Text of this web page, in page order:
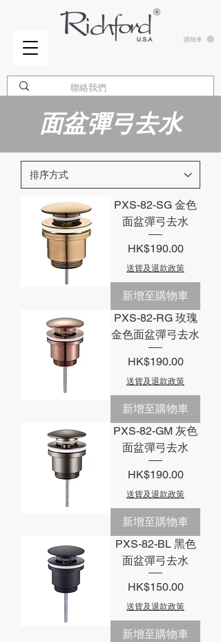
購物車
面盆彈弓去水
PXS-82-SG 金色
面盆彈弓去水
價格
HK$190.00
送貨及退款政策
新增至購物車
PXS-82-RG 玫瑰
金色面盆彈弓去水
價格
HK$190.00
送貨及退款政策
新增至購物車
PXS-82-GM 灰色
面盆彈弓去水
價格
HK$190.00
送貨及退款政策
新增至購物車
PXS-82-BL 黑色
面盆彈弓去水
價格
HK$150.00
送貨及退款政策
新增至購物車